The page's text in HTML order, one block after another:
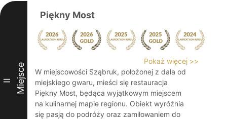
II Miejsce
Piękny Most
Pokaż więcej >>
W miejscowości Sząbruk, położonej z dala od
miejskiego gwaru, mieści się restauracja
Piękny Most, będąca wyjątkowym miejscem
na kulinarnej mapie regionu. Obiekt wyróżnia
się pasją do podróży oraz zamiłowaniem do